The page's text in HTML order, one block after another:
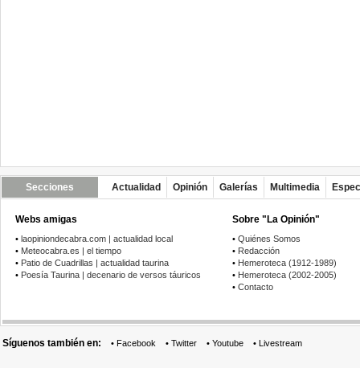
Secciones Actualidad Opinión Galerías Multimedia
Webs amigas
• laopiniondecabra.com | actualidad local
• Meteocabra.es | el tiempo
• Patio de Cuadrillas | actualidad taurina
• Poesía Taurina | decenario de versos táuricos
Sobre "La Opinión"
• Quiénes Somos
• Redacción
• Hemeroteca (1912-1989)
• Hemeroteca (2002-2005)
• Contacto
Síguenos también en: • Facebook • Twitter • Youtube • Livestream